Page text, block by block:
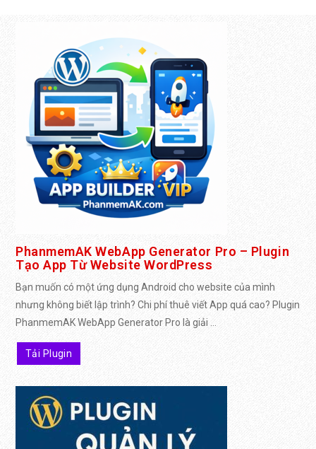
PhanmemAK WebApp Generator Pro – Plugin
Tạo App Từ Website WordPress
Bạn muốn có một ứng dụng Android cho website của mình
nhưng không biết lập trình? Chi phí thuê viết App quá cao? Plugin
PhanmemAK WebApp Generator Pro là giải ...
Tải Plugin